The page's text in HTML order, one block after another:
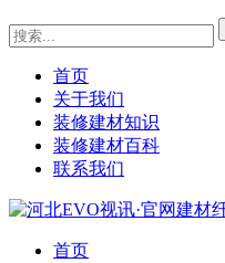
首页
关于我们
装修建材知识
装修建材百科
联系我们
首页